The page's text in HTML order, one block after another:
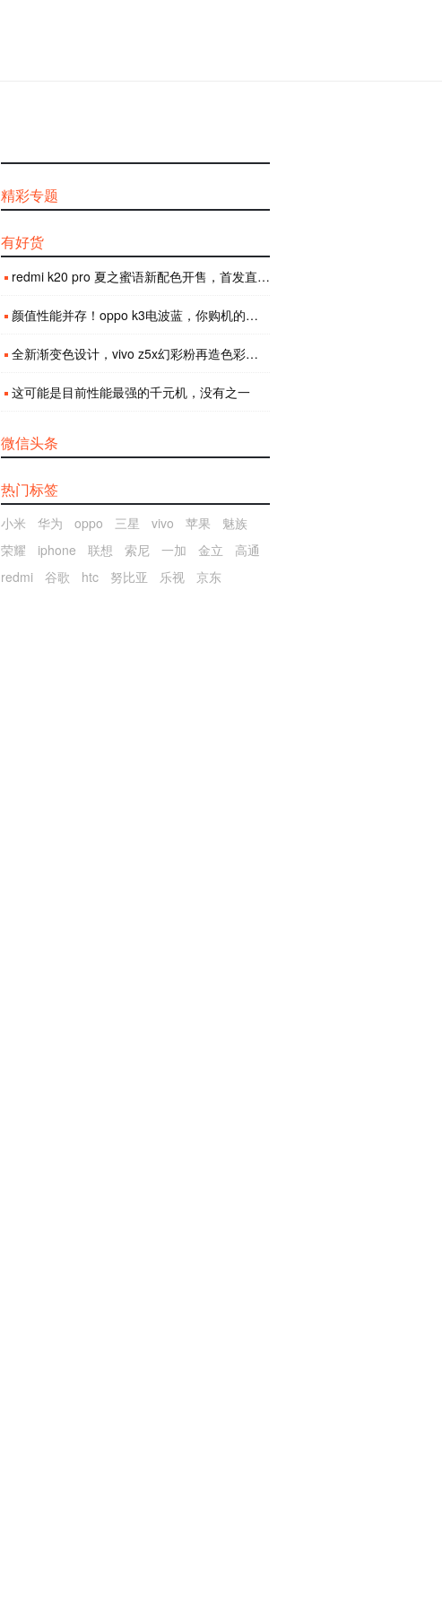
精彩专题
有好货
redmi k20 pro 夏之蜜语新配色开售，首发直降 300 元
颜值性能并存！oppo k3电波蓝，你购机的新选择
全新渐变色设计，vivo z5x幻彩粉再造色彩美学
这可能是目前性能最强的千元机，没有之一
微信头条
热门标签
小米 华为 oppo 三星 vivo 苹果
魅族
荣耀
iphone 联想 索尼 一加 金立
高通
redmi
谷歌 htc 努比亚 乐视 京东